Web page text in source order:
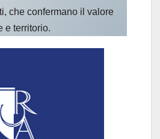
che confermano il valore
e territorio.